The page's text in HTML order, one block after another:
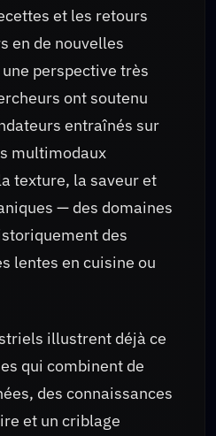
et les retours
en de nouvelles
perspective très
ont soutenu
entraînés sur
multimodaux
texture, la saveur et
— des domaines
des
lentes en cuisine ou
illustrent déjà ce
qui combinent de
des connaissances
et un criblage